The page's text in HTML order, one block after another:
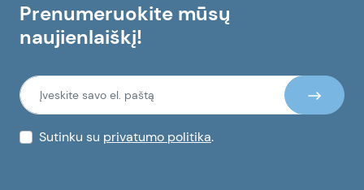
Prenumeruokite mūsų
naujienlaiškį!
Sutinku su privatumo politika.